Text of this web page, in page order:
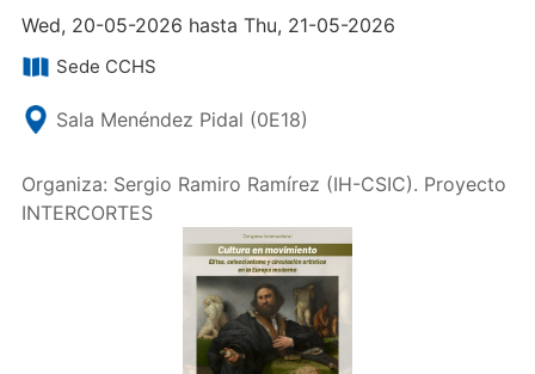
Wed, 20-05-2026 hasta Thu, 21-05-2026
Sede CCHS
Sala Menéndez Pidal (0E18)
Organiza: Sergio Ramiro Ramírez (IH-CSIC). Proyecto
INTERCORTES